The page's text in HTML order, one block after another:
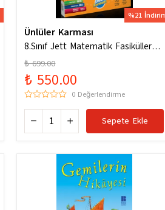
%21
Ünlüler Karması
8.Sınıf Jett Matematik Fasiküller
Soru Bankası / Kolektif / Ünlüler
Karması / 9786256529786
₺ 699.00
₺ 550.00
0 Değerlendirme
Sepete Ekle